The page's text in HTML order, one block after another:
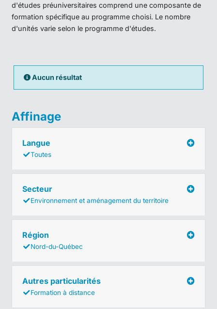
d'études préuniversitaires comprend une composante de
formation spécifique au programme choisi. Le nombre
d'unités varie selon le programme d'études.
Aucun résultat
Affinage
Langue
Toutes
Secteur
Environnement et aménagement du territoire
Région
Nord-du-Québec
Autres particularités
Formation à distance